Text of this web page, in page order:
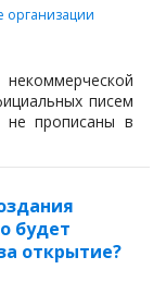
организации
писем
прописаны в
будет
открытие?